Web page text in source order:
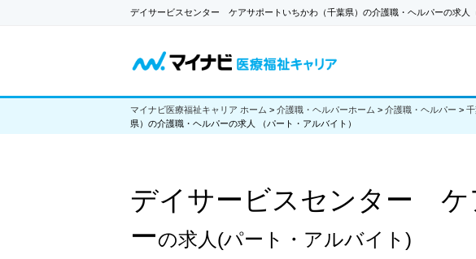
デイサービスセンター ケアサポートいちかわ（千葉県）の介護職・ヘルパーの求人
マイナビ医療福祉キャリア ホーム > 介護職・ヘルパーホーム > 介護職・ヘルパー >
県）の介護職・ヘルパーの求人 （パート・アルバイト）
デイサービスセンター ケ
ーの求人 (パート・アルバイト)